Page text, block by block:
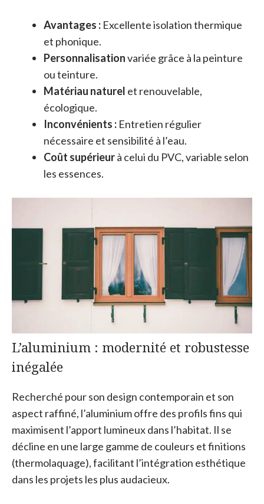
Avantages : Excellente isolation thermique
et phonique.
Personnalisationvariée grâce à la peinture
ou teinture.
Matériau naturel et renouvelable,
écologique.
Inconvénients : Entretien régulier
nécessaire et sensibilité à l’eau.
Coût supérieurà celui du PVC, variable selon
les essences.
L’aluminium : modernité et robustesse
inégalée
Recherché pour son design contemporain et son
aspect raffiné, l’aluminium offre des profils fins qui
maximisent l’apport lumineux dans l’habitat. Il se
décline en une large gamme de couleurs et finitions
(thermolaquage), facilitant l’intégration esthétique
dans les projets les plus audacieux.